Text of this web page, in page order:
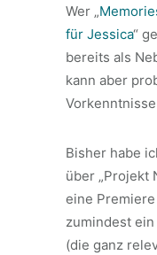
Wer „
für Jessica“
bereits als
kann aber
Bisher habe
über „Projekt
eine
zumindest
(die ganz